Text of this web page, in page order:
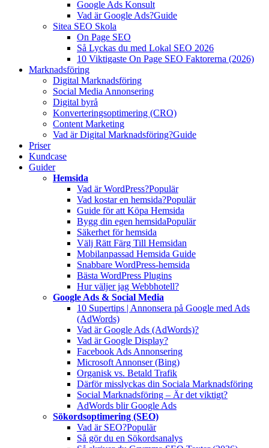
Google Ads Konsult
Vad är Google Ads?Guide
Sitea SEO Skola
On Page SEO
Så Lyckas du med Lokal SEO 2026
10 Viktigaste On Page SEO Faktorerna (2026)
Marknadsföring
Digital Marknadsföring
Social Media Annonsering
Digital byrå
Konverteringsoptimering (CRO)
Content Marketing
Vad är Digital Marknadsföring?Guide
Priser
Kundcase
Guider
Hemsida
Vad är WordPress?Populär
Vad kostar en hemsida?Populär
Guide för att Köpa Hemsida
Bygg din egen hemsidaPopulär
Säkerhet för hemsida
Välj Rätt Färg Till Hemsidan
Mobilanpassad Hemsida Guide
Snabbare WordPress-hemsida
Bästa WordPress Plugins
Hur väljer jag Webbhotell?
Google Ads & Social Media
10 Supertips | Annonsera på Google med Ads
(AdWords)
Vad är Google Ads (AdWords)?
Vad är Google Display?
Facebook Ads Annonsering
Microsoft Annonser (Bing)
Organisk vs. Betald Trafik
Därför misslyckas din Sociala Marknadsföring
Social Marknadsföring – Är det viktigt?
AdWords blir Google Ads
Sökordsoptimering (SEO)
Vad är SEO?Populär
Så gör du en Sökordsanalys